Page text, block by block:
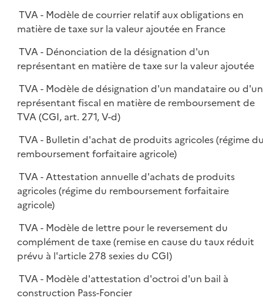
TVA - Modèle de courrier relatif aux obligations en
matière de taxe sur la valeur ajoutée en France
TVA - Dénonciation de la désignation d'un
représentant en matière de taxe sur la valeur ajoutée
TVA - Modèle de désignation d'un mandataire ou d'un
représentant fiscal en matière de remboursement de
TVA (CGI, art. 271, V-d)
TVA - Bulletin d'achat de produits agricoles (régime
remboursement forfaitaire agricole)
TVA - Attestation annuelle d'achats de produits
agricoles (régime du remboursement forfaitaire
agricole)
TVA - Modèle de lettre pour le reversement du
complément de taxe (remise en cause du taux réduit
prévu à l'article 278 sexies du CGI)
TVA - Modèle d'attestation d'octroi d'un bail à
construction Pass-Foncier